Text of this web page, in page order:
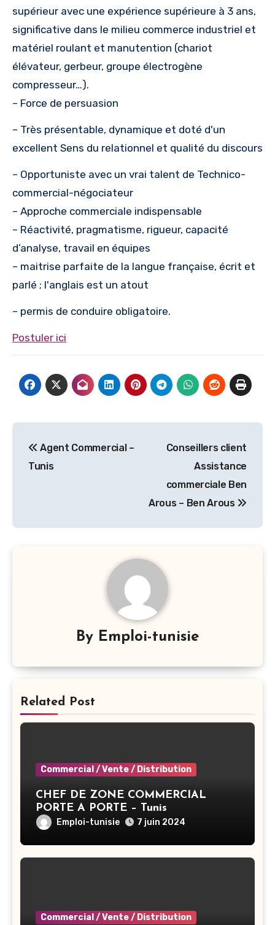
supérieur avec une expérience supérieure à 3 ans,
significative dans le milieu commerce industriel et
matériel roulant et manutention (chariot
élévateur, gerbeur, groupe électrogène
compresseur…).
– Force de persuasion
– Très présentable, dynamique et doté d'un
excellent Sens du relationnel et qualité du discours
– Opportuniste avec un vrai talent de Technico-
commercial-négociateur
– Approche commerciale indispensable
– Réactivité, pragmatisme, rigueur, capacité
d’analyse, travail en équipes
– maitrise parfaite de la langue française, écrit et
parlé ; l'anglais est un atout
– permis de conduire obligatoire.
Postuler ici
de
Agent Commercial –
Tunis
Conseillers client
Assistance
commerciale Ben
Arous – Ben Arous
By Emploi-tunisie
Related Post
Commercial / Vente / Distribution
CHEF DE ZONE COMMERCIAL
PORTE A PORTE – Tunis
Emploi-tunisie 7 juin 2024
Commercial / Vente / Distribution